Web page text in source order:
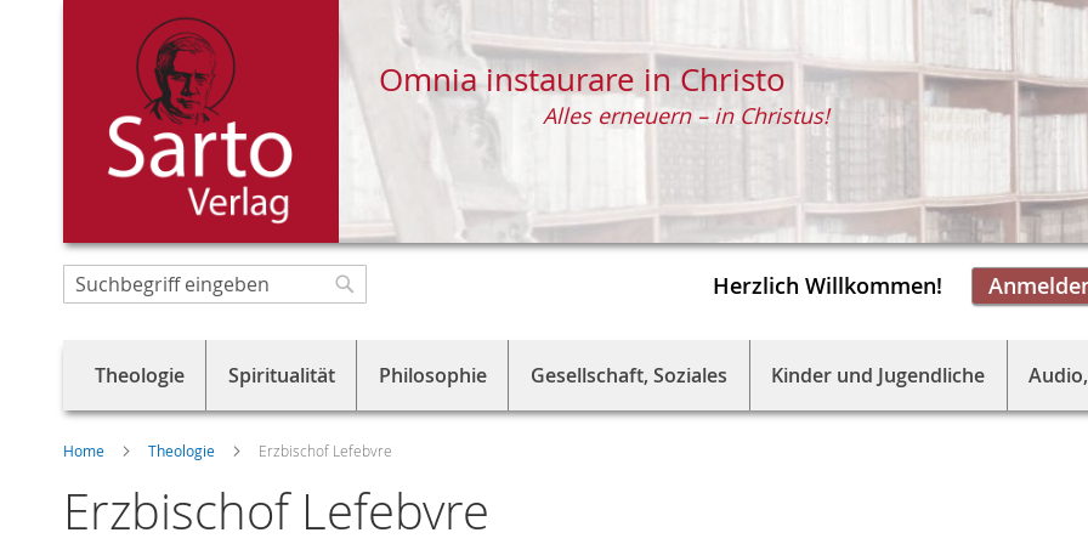
Direkt
zum
Herzlich Willkommen!
Omnia instaurare in Christo
Alles erneuern – in Christus!
Suche
Theologie Spiritualität Philosophie Gesellschaft, Soziales Kinder und Jugendliche
Home Theologie Erzbischof Lefebvre
Erzbischof Lefebvre